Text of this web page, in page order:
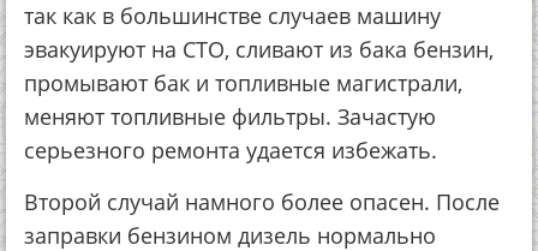
так как в большинстве случаев машину
эвакуируют на СТО, сливают из бака бензин,
промывают бак и топливные магистрали,
меняют топливные фильтры. Зачастую
серьезного ремонта удается избежать.
Второй случай намного более опасен. После
заправки бензином дизель нормально